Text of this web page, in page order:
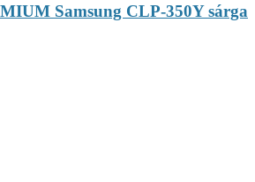
Samsung CLP-350Y sárga